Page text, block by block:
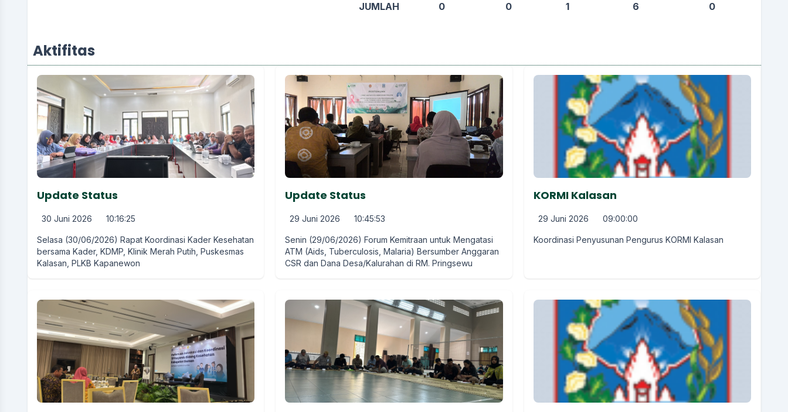
JUMLAH 0 0 1 6 0
Aktifitas
Update Status
30 Juni 2026 10:16:25
Selasa (30/06/2026) Rapat Koordinasi Kader Kesehatan
bersama Kader, KDMP, Klinik Merah Putih, Puskesmas
Kalasan, PLKB Kapanewon
Update Status
29 Juni 2026 10:45:53
Senin (29/06/2026) Forum Kemitraan untuk Mengatasi
ATM (Aids, Tuberculosis, Malaria) Bersumber Anggaran
CSR dan Dana Desa/Kalurahan di RM. Pringsewu
KORMI Kalasan
29 Juni 2026 09:00:00
Koordinasi Penyusunan Pengurus KORMI Kalasan